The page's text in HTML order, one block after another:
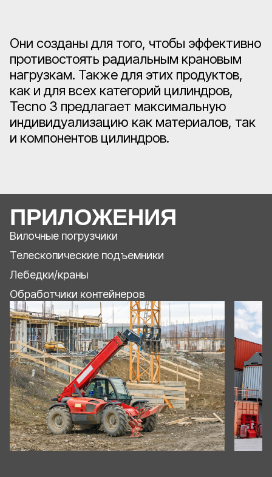
Они созданы для того, чтобы эффективно
противостоять радиальным крановым
нагрузкам. Также для этих продуктов,
как и для всех категорий цилиндров,
Tecno 3 предлагает максимальную
индивидуализацию как материалов, так
и компонентов цилиндров.
ПРИЛОЖЕНИЯ
Вилочные погрузчики
Телескопические подъемники
Лебедки/краны
Обработчики контейнеров